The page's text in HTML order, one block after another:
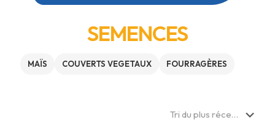
SEMENCES
MAÏS COUVERTS VEGETAUX FOURRAGÈRES